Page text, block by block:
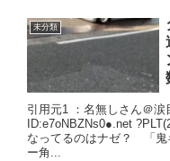
未分類
引用元1 ：名無しさん＠
ID:e7oNBZNs0●.net
なってるのはナゼ？ 「鬼
ー角...